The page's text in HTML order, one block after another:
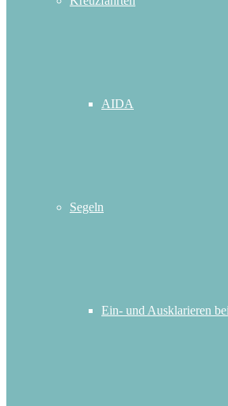
AIDA
Segeln
Ein- und Ausklarieren